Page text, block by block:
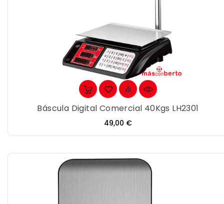
Báscula Digital Comercial 40Kgs LH2301
Precio
49,00 €